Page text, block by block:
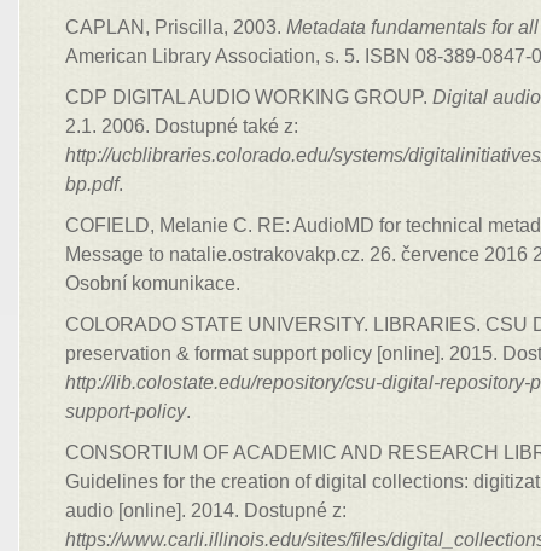
CAPLAN, Priscilla, 2003.Metadata fundamentals for
American Library Association, s. 5. ISBN 08-389-0847-
CDP DIGITAL AUDIO WORKING GROUP.Digital
2.1. 2006. Dostupné také z:
http://ucblibraries.colorado.edu/systems/
bp.pdf.
COFIELD, Melanie C. RE: AudioMD for technical
Message to natalie.ostrakovakp.cz. 26. července 2016
Osobní komunikace.
COLORADO STATE UNIVERSITY. LIBRARIES. CSU
preservation & format support policy [online]. 2015.
http://lib.colostate.edu/repository/csu-digital-repository-
support-policy.
CONSORTIUM OF ACADEMIC AND RESEARCH
Guidelines for the creation of digital collections:
audio [online]. 2014. Dostupné z:
https://www.carli.illinois.edu/sites/files/